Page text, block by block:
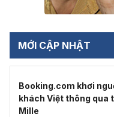
MỚI CẬP NHẬT
Booking.com khơi
khách Việt thông qua
Mille